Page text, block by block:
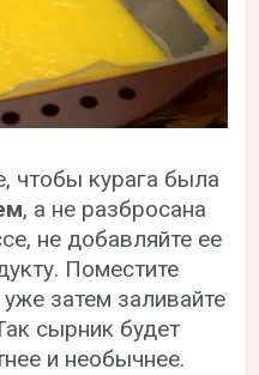
чтобы курага была
, а не разбросана
не добавляйте ее
Поместите
затем заливайте
сырник будет
и необычнее.